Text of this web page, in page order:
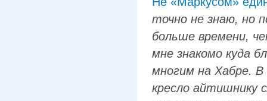
точно не знаю, но
больше времени,
мне знакомо куда
многим на Хабре.
кресло